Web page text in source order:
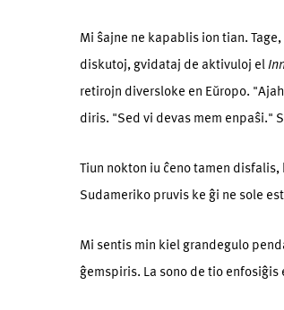
Mi ŝajne ne kapablis ion tian.
diskutoj, gvidataj de aktivuloj el
retirojn divers­loke en Eŭropo.
diris. "Sed vi devas mem enpaŝi."
Tiun nokton iu ĉeno tamen
Sudameriko pruvis ke ĝi ne sole
Mi sentis min kiel grandegulo
ĝemspiris. La sono de tio